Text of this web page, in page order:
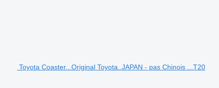
Toyota Coaster...Original Toyota..JAPAN - pas Chinois ...T20